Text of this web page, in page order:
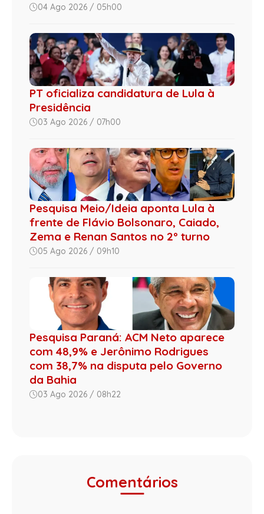
04 Ago 2026 / 05h00
PT oficializa candidatura de Lula à
Presidência
03 Ago 2026 / 07h00
Pesquisa Meio/Ideia aponta Lula à
frente de Flávio Bolsonaro, Caiado,
Zema e Renan Santos no 2º turno
05 Ago 2026 / 09h10
Pesquisa Paraná: ACM Neto aparece
com 48,9% e Jerônimo Rodrigues
com 38,7% na disputa pelo Governo
da Bahia
03 Ago 2026 / 08h22
Comentários